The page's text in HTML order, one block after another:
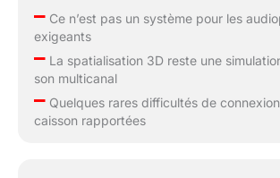
–Ce n’est pas un système pour les
exigeants
–La spatialisation 3D reste une
son multicanal
–Quelques rares difficultés de
caisson rapportées